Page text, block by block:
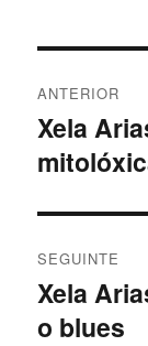
de
entradas
ANTERIOR
Artigo
anterior:
Xela
SEGUINTE
Artigo
Seguinte:
Xela
o blues